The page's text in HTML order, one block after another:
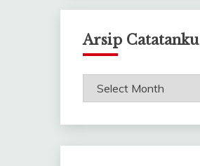
Arsip Catatanku
Arsip